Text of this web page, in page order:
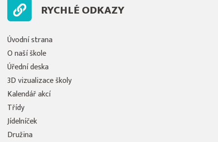
RYCHLÉ ODKAZY
Úvodní strana
O naší škole
Úřední deska
3D vizualizace školy
Kalendář akcí
Třídy
Jídelníček
Družina